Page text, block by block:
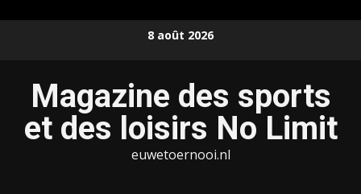
8 août 2026
Magazine des sports
et des loisirs No Limit
euwetoernooi.nl